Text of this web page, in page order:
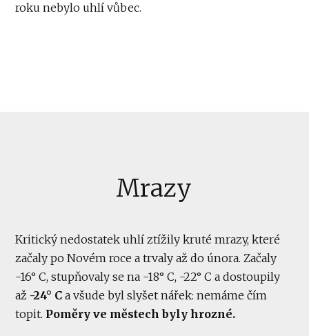
roku nebylo uhlí vůbec.
Mrazy
Kritický nedostatek uhlí ztížily kruté mrazy, které
začaly po Novém roce a trvaly až do února. Začaly
-16° C, stupňovaly se na -18° C, -22° C a dostoupily
až -24° C a všude byl slyšet nářek: nemáme čím
topit. Poměry ve městech byly hrozné.